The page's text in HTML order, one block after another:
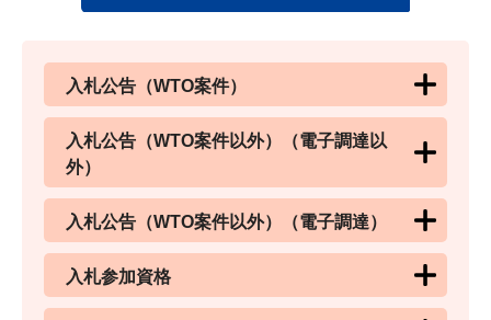
入札公告（WTO案件）
入札公告（WTO案件以外）（電子調達以
外）
入札公告（WTO案件以外）（電子調達）
入札参加資格